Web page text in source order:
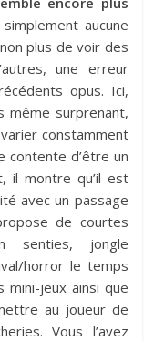
aucune
plus de voir des
une erreur
opus. Ici,
même surprenant,
constamment
contente d’être un
il montre qu’il est
avec un passage
de courtes
senties, jongle
horror le temps
mini-jeux ainsi que
au joueur de
Vous l’avez